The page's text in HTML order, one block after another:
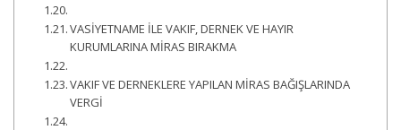
VASİYETNAME İLE VAKIF, DERNEK VE HAYIR
KURUMLARINA MİRAS BIRAKMA
VAKIF VE DERNEKLERE YAPILAN MİRAS BAĞIŞLARINDA
VERGİ